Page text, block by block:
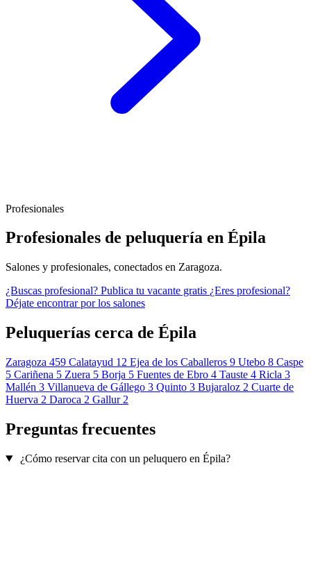
Profesionales
Profesionales de peluquería en Épila
Salones y profesionales, conectados en Zaragoza.
¿Buscas profesional? Publica tu vacante gratis ¿Eres profesional?
Déjate encontrar por los salones
Peluquerías cerca de Épila
Zaragoza 459 Calatayud 12 Ejea de los Caballeros 9 Utebo 8 Caspe
5 Cariñena 5 Zuera 5 Borja 5 Fuentes de Ebro 4 Tauste 4 Ricla 3
Mallén 3 Villanueva de Gállego 3 Quinto 3 Bujaraloz 2 Cuarte de
Huerva 2 Daroca 2 Gallur 2
Preguntas frecuentes
¿Cómo reservar cita con un peluquero en Épila?